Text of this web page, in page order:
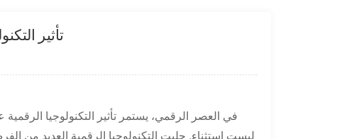
تأثير
في العصر الرقمي، يستمر تأثير التكنولوجيا
ليست استثناء. جلبت التكنولوجيا الرقمية العديد من